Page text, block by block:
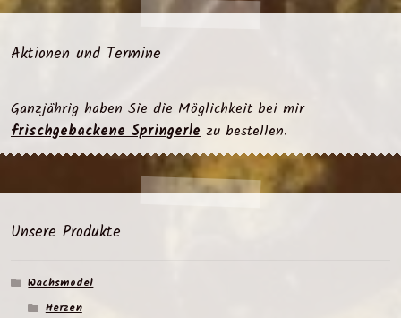
Aktionen und Termine
Ganzjährig haben Sie die Möglichkeit bei mir
frischgebackene Springerlezu bestellen.
Unsere Produkte
Wachsmodel
Herzen